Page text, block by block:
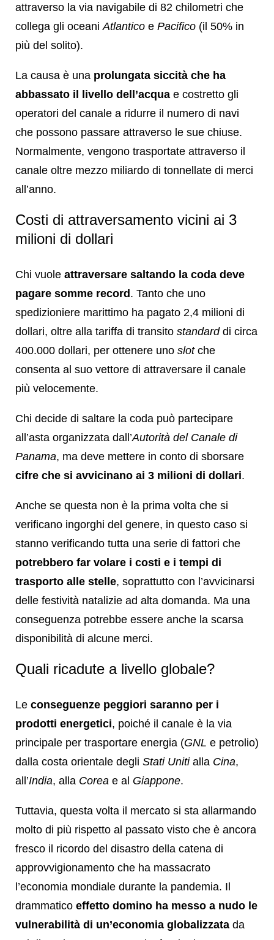
attraverso la via navigabile di 82 chilometri che
collega gli oceani Atlantico e Pacifico (il 50% in
più del solito).
La causa è una prolungata siccità che ha
abbassato il livello dell’acqua e costretto gli
operatori del canale a ridurre il numero di navi
che possono passare attraverso le sue chiuse.
Normalmente, vengono trasportate attraverso il
canale oltre mezzo miliardo di tonnellate di merci
all’anno.
Costi di attraversamento vicini ai 3
milioni di dollari
Chi vuole attraversare saltando la coda deve
pagare somme record. Tanto che uno
spedizioniere marittimo ha pagato 2,4 milioni di
dollari, oltre alla tariffa di transito standarddi circa
400.000 dollari, per ottenere uno slotche
consenta al suo vettore di attraversare il canale
più velocemente.
Chi decide di saltare la coda può partecipare
all’asta organizzata dall’Autorità del Canale di
Panama, ma deve mettere in conto di sborsare
cifre che si avvicinano ai 3 milioni di dollari.
Anche se questa non è la prima volta che si
verificano ingorghi del genere, in questo caso si
stanno verificando tutta una serie di fattori che
potrebbero far volare i costi e i tempi di
trasporto alle stelle, soprattutto con l’avvicinarsi
delle festività natalizie ad alta domanda. Ma una
conseguenza potrebbe essere anche la scarsa
disponibilità di alcune merci.
Quali ricadute a livello globale?
Le conseguenze peggiori saranno per i
prodotti energetici, poiché il canale è la via
principale per trasportare energia (GNL e petrolio)
dalla costa orientale degli Stati Unitialla Cina,
all’India, alla Corea e al Giappone.
Tuttavia, questa volta il mercato si sta allarmando
molto di più rispetto al passato visto che è ancora
fresco il ricordo del disastro della catena di
approvvigionamento che ha massacrato
l’economia mondiale durante la pandemia. Il
drammatico effetto domino ha messo a nudo le
vulnerabilità di un’economia globalizzata da